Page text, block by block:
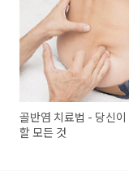
골반염 치료법 - 당신
할 모든 것